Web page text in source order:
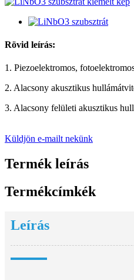
Rövid leírás:
1. Piezoelektromos,
2. Alacsony akusztikus
3. Alacsony felületi akusztikus
Küldjön e-mailt nekünk
Termék leírás
Termékcímkék
Leírás